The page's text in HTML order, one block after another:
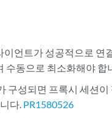
이언트가 성공적으로
수동으로 최소화해야 합
구성되면 프록시 세션
다. PR1580526